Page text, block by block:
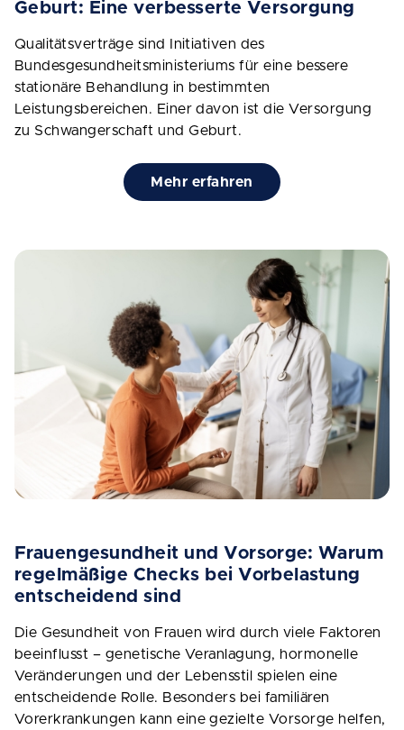
Geburt: Eine verbesserte Versorgung
Qualitätsverträge sind Initiativen des
Bundesgesundheitsministeriums für eine bessere
stationäre Behandlung in bestimmten
Leistungsbereichen. Einer davon ist die Versorgung
zu Schwangerschaft und Geburt.
Mehr erfahren
Frauengesundheit und Vorsorge: Warum
regelmäßige Checks bei Vorbelastung
entscheidend sind
Die Gesundheit von Frauen wird durch viele Faktoren
beeinflusst – genetische Veranlagung, hormonelle
Veränderungen und der Lebensstil spielen eine
entscheidende Rolle. Besonders bei familiären
Vorerkrankungen kann eine gezielte Vorsorge helfen,